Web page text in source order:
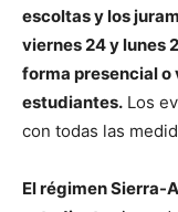
escoltas y los
viernes 24 y lunes
forma presencial o
estudiantes. Los
con todas las
El régimen Sierra-